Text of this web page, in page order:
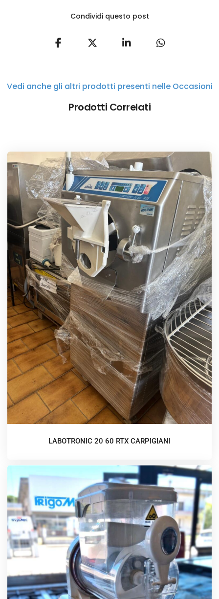
Condividi questo post
Vedi anche gli altri prodotti presenti nelle Occasioni
Prodotti Correlati
LABOTRONIC 20 60 RTX CARPIGIANI